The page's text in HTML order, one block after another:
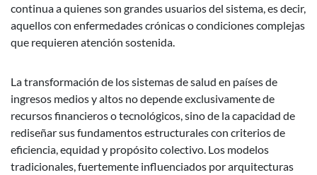
continua a quienes son grandes usuarios del sistema, es decir,
aquellos con enfermedades crónicas o condiciones complejas
que requieren atención sostenida.
La transformación de los sistemas de salud en países de
ingresos medios y altos no depende exclusivamente de
recursos financieros o tecnológicos, sino de la capacidad de
rediseñar sus fundamentos estructurales con criterios de
eficiencia, equidad y propósito colectivo. Los modelos
tradicionales, fuertemente influenciados por arquitecturas